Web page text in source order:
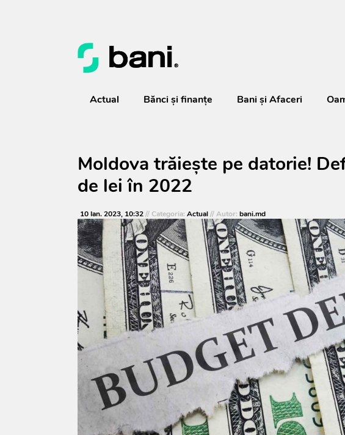
Actual Bănci şi finanţe Bani și Afaceri
Moldova trăiește pe datorie!
de lei în 2022
10 Ian. 2023, 10:32// Categoria: Actual// Autor: bani.md